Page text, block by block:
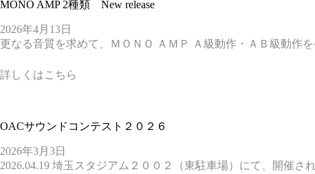
MONO AMP 2種類 New release
2026年4月13日
更なる音質を求めて、ＭＯＮＯ ＡＭＰ Ａ級動作・ＡＢ級動
詳しくはこちら
OACサウンドコンテスト２０２６
2026年3月3日
2026.04.19 埼玉スタジアム２００２（東駐車場）にて、開催